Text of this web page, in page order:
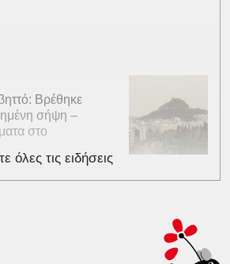
Βρέθηκε
σήψη –
στο
όλες τις ειδήσεις